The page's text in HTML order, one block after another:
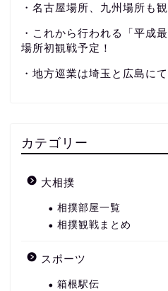
・名古屋場所、九州場所も
・これから行われる「平成
場所初観戦予定！
・地方巡業は埼玉と広島にて
カテゴリー
大相撲
相撲部屋一覧
相撲観戦まとめ
スポーツ
箱根駅伝